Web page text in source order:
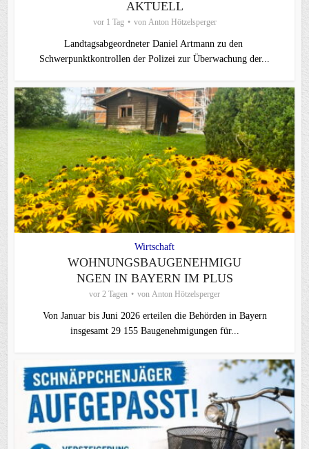
AKTUELL
vor 1 Tag von Anton Hötzelsperger
Landtagsabgeordneter Daniel Artmann zu den
Schwerpunktkontrollen der Polizei zur Überwachung der...
Wirtschaft
WOHNUNGSBAUGENEHMIGU
NGEN IN BAYERN IM PLUS
vor 2 Tagen von Anton Hötzelsperger
Von Januar bis Juni 2026 erteilen die Behörden in Bayern
insgesamt 29 155 Baugenehmigungen für...